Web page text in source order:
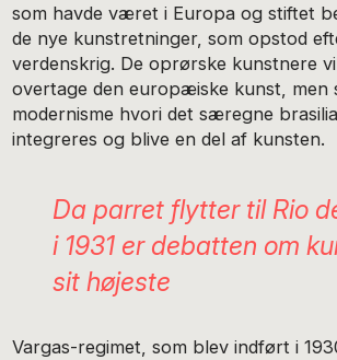
som havde været i Europa og stiftet
de nye kunstretninger, som opstod
verdenskrig. De oprørske kunstnere
overtage den europæiske kunst, men
modernisme hvori det særegne
integreres og blive en del af kunsten.
Da parret flytter til Rio
i 1931 er debatten om
sit højeste
Vargas-regimet, som blev indført i